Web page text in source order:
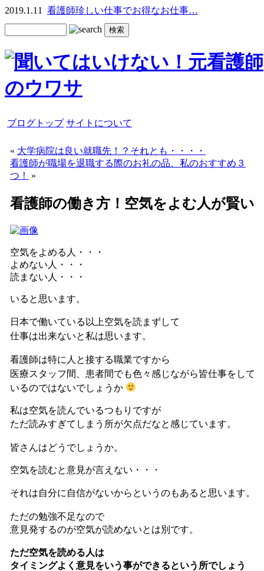
2019.1.11 看護師珍しい仕事でお得なお仕事…
ブログトップ サイトについて
« 大学病院は良い就職先！？それとも・・・・
看護師が職場を退職する際のお礼の品、私のおすすめ３
つ！
»
看護師の働き方！空気をよむ人が賢い
空気をよめる人・・・
よめない人・・・
読まない人・・・
いると思います。
日本で働いている以上空気を読まずして
仕事は出来ないと私は思います。
看護師は特に人と接する職業ですから
医療スタッフ間、患者間でも色々感じながら皆仕事をして
いるのではないでしょうか
私は空気を読んでいるつもりですが
ただ読みすぎてしまう所が欠点だなと感じています。
皆さんはどうでしょうか。
空気を読むと意見が言えない・・・
それは自分に自信がないからというのもあると思います。
ただの勉強不足なので
意見発するのが空気が読めないとは別です。
ただ空気を読める人は
タイミングよく意見をいう事ができるという所でしょう